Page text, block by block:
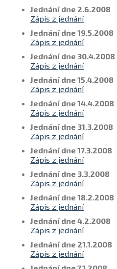
Jednání dne 2.6.2008
Zápis z jednání
Jednání dne 19.5.2008
Zápis z jednání
Jednání dne 30.4.2008
Zápis z jednání
Jednání dne 15.4.2008
Zápis z jednání
Jednání dne 14.4.2008
Zápis z jednání
Jednání dne 31.3.2008
Zápis z jednání
Jednání dne 17.3.2008
Zápis z jednání
Jednání dne 3.3.2008
Zápis z jednání
Jednání dne 18.2.2008
Zápis z jednání
Jednání dne 4.2.2008
Zápis z jednání
Jednání dne 21.1.2008
Zápis z jednání